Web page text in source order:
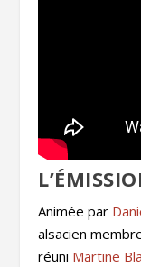
Animée par
alsacien
réuni Martine